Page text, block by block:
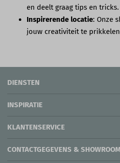
en deelt graag tips en tricks.
Inspirerende locatie: Onze
jouw creativiteit te
DIENSTEN
INSPIRATIE
KLANTENSERVICE
CONTACTGEGEVENS & SHOWROOM